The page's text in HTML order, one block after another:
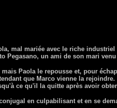
mal mariée avec le riche
Pegasano, un ami de son mari
Paola le repousse et, pour
que Marco vienne la
ce qu'il la quitte après avoir
en culpabilisant et en se